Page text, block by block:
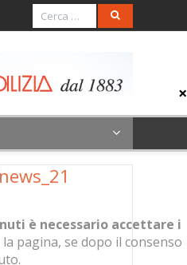
è necessario accettare i
la pagina, se dopo il consenso